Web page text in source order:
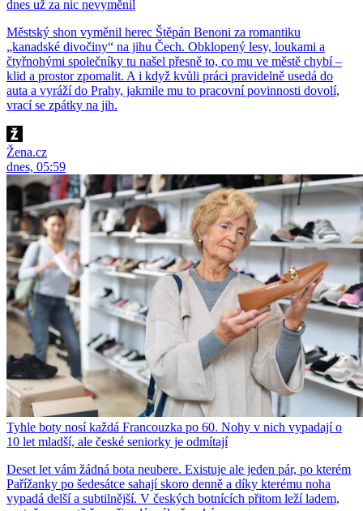
dnes už za nic nevyměnil
Městský shon vyměnil herec Štěpán Benoni za romantiku
„kanadské divočiny“ na jihu Čech. Obklopený lesy, loukami a
čtyřnohými společníky tu našel přesně to, co mu ve městě chybí –
klid a prostor zpomalit. A i když kvůli práci pravidelně usedá do
auta a vyráží do Prahy, jakmile mu to pracovní povinnosti dovolí,
vrací se zpátky na jih.
Žena.cz
dnes, 05:59
Tyhle boty nosí každá Francouzka po 60. Nohy v nich vypadají o
10 let mladší, ale české seniorky je odmítají
Deset let vám žádná bota neubere. Existuje ale jeden pár, po kterém
Pařížanky po šedesátce sahají skoro denně a díky kterému noha
vypadá delší a subtilnější. V českých botnících přitom leží ladem,